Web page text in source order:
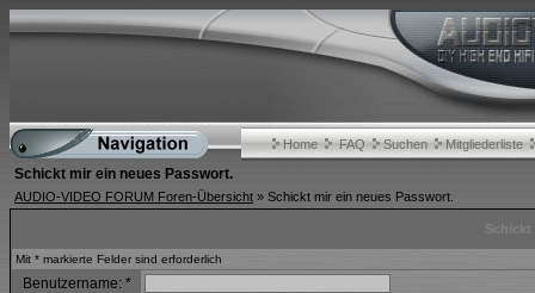
Home FAQ Suchen Mitgliederliste
Schickt mir ein neues Passwort.
AUDIO-VIDEO FORUM Foren-Übersicht » Schickt mir ein neues Passwort.
Mit * markierte Felder sind erforderlich
Benutzername: *